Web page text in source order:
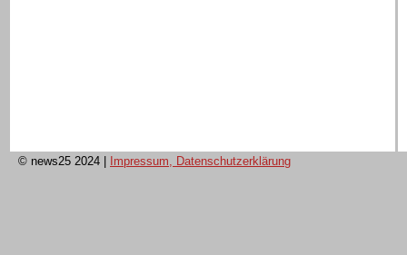
© news25 2024 Impressum, Datenschutzerklärung